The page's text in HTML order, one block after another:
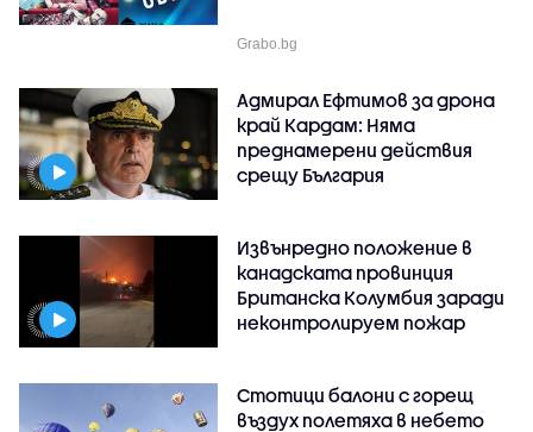
Grabo.bg
Адмирал Ефтимов за дрона
край Кардам: Няма
преднамерени действия
срещу България
Извънредно положение в
канадската провинция
Британска Колумбия заради
неконтролируем пожар
Стотици балони с горещ
въздух полетяха в небето